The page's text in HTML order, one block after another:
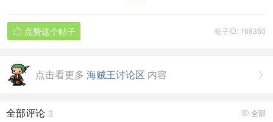
帖子ID: 168360
 点赞这个帖子

点击看更多 海贼王讨论区 内容
 全部
全部评论 3